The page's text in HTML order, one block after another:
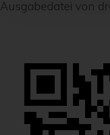
Ausgabedatei von